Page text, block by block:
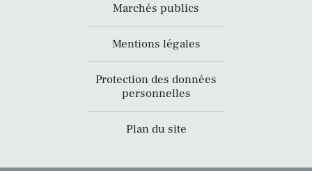
Marchés publics
Mentions légales
Protection des données
personnelles
Plan du site